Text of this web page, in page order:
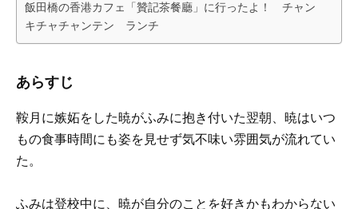
飯田橋の香港カフェ「贊記茶餐廳」に行ったよ！ チャン
キチャチャンテン ランチ
あらすじ
鞍月に嫉妬をした暁がふみに抱き付いた翌朝、暁はいつ
もの食事時間にも姿を見せず気不味い雰囲気が流れてい
た。
ふみは登校中に、暁が自分のことを好きかもわからない